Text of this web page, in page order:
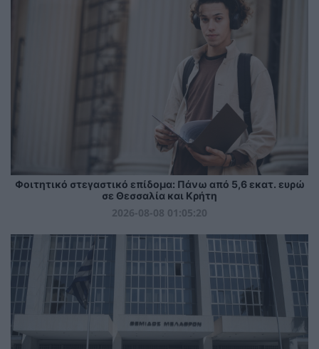
Φοιτητικό στεγαστικό επίδομα: Πάνω από 5,6 εκατ. ευρώ
σε Θεσσαλία και Κρήτη
2026-08-08 01:05:20